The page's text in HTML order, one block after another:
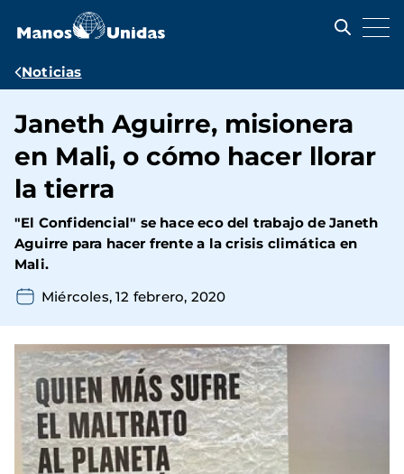
contenido
Ruta
navegación
Noticias
Janeth Aguirre, misionera
en Mali, o cómo hacer llorar
la tierra
"El Confidencial" se hace eco del trabajo de Janeth
Aguirre para hacer frente a la crisis climática en
Mali.
Miércoles, 12 febrero, 2020